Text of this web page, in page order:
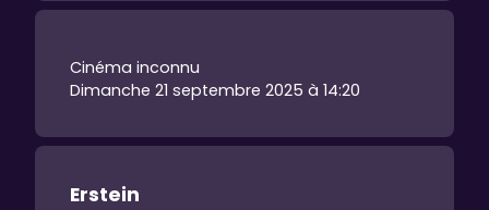
Cinéma inconnu
Dimanche 21 septembre 2025 à 14:20
Erstein